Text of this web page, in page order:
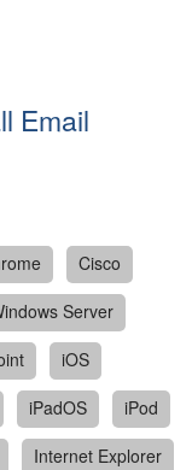
Email
Cisco
Server
iOS
iPadOS
iPod
Internet Explorer